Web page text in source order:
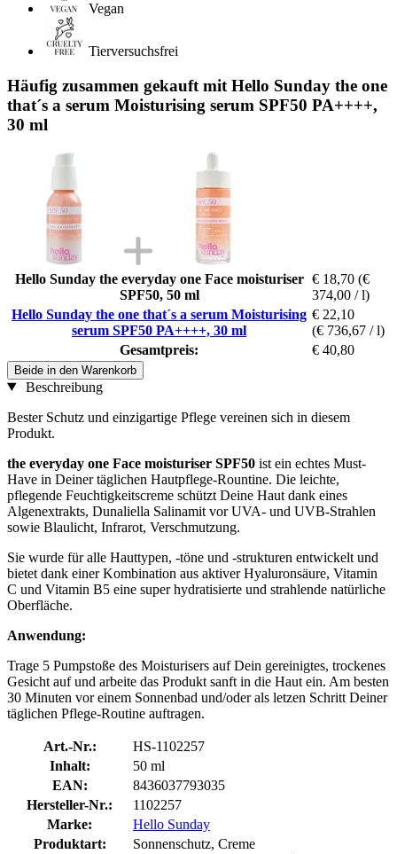
Vegan
Tierversuchsfrei
Häufig zusammen gekauft mit Hello Sunday the one
that´s a serum Moisturising serum SPF50 PA++++,
30 ml
Hello Sunday the everyday one Face moisturiser
SPF50, 50 ml
€ 18,70 (€
374,00 / l)
Hello Sunday the one that´s a serum Moisturising
serum SPF50 PA++++, 30 ml
€ 22,10
(€ 736,67 / l)
Gesamtpreis:
€ 40,80
Beide in den Warenkorb
Beschreibung
Bester Schutz und einzigartige Pflege vereinen sich in diesem
Produkt.
the everyday one Face moisturiser SPF50 ist ein echtes Must-
Have in Deiner täglichen Hautpflege-Rountine. Die leichte,
pflegende Feuchtigkeitscreme schützt Deine Haut dank eines
Algenextrakts, Dunaliella Salinamit vor UVA- und UVB-Strahlen
sowie Blaulicht, Infrarot, Verschmutzung.
Sie wurde für alle Hauttypen, -töne und -strukturen entwickelt und
bietet dank einer Kombination aus aktiver Hyaluronsäure, Vitamin
C und Vitamin B5 eine super hydratisierte und strahlende natürliche
Oberfläche.
Anwendung:
Trage 5 Pumpstoße des Moisturisers auf Dein gereinigtes, trockenes
Gesicht auf und arbeite das Produkt sanft in die Haut ein. Am besten
30 Minuten vor einem Sonnenbad und/oder als letzen Schritt Deiner
täglichen Pflege-Routine auftragen.
Art.-Nr.:
HS-1102257
Inhalt:
50 ml
EAN:
8436037793035
Hersteller-Nr.:
1102257
Marke:
Hello Sunday
Produktart:
Sonnenschutz, Creme